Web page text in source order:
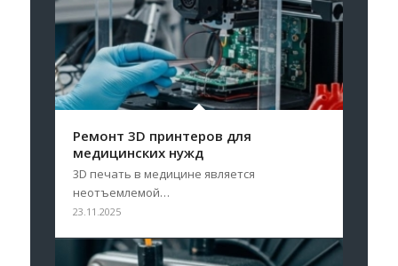
Ремонт 3D принтеров для
медицинских нужд
3D печать в медицине является
неотъемлемой…
23.11.2025